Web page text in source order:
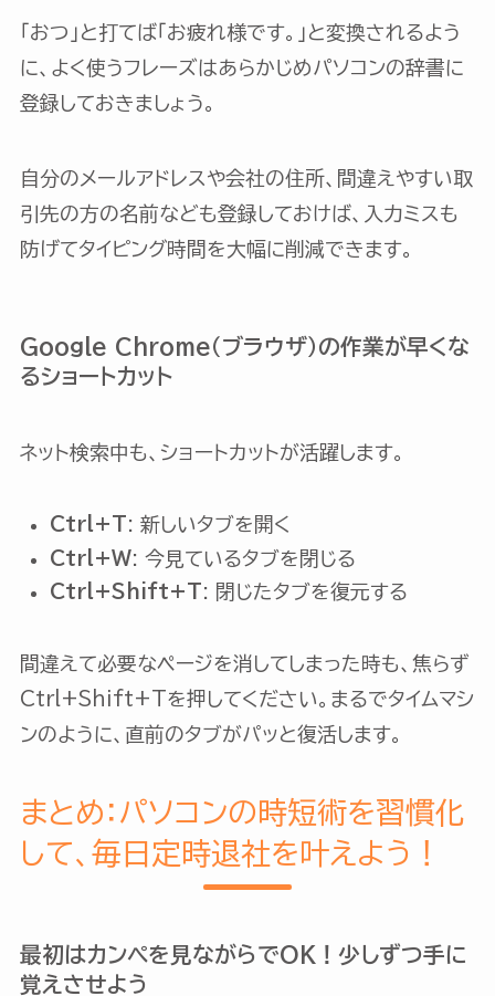
「おつ」と打てば「お疲れ様です。」と変換されるよう
に、よく使うフレーズはあらかじめパソコンの辞書に
登録しておきましょう。
自分のメールアドレスや会社の住所、間違えやすい取
引先の方の名前なども登録しておけば、入力ミスも
防げてタイピング時間を大幅に削減できます。
Google Chrome（ブラウザ）の作業が早くな
るショートカット
ネット検索中も、ショートカットが活躍します。
Ctrl+T: 新しいタブを開く
Ctrl+W: 今見ているタブを閉じる
Ctrl+Shift+T: 閉じたタブを復元する
間違えて必要なページを消してしまった時も、焦らず
Ctrl+Shift+Tを押してください。まるでタイムマシ
ンのように、直前のタブがパッと復活します。
まとめ：パソコンの時短術を習慣化
して、毎日定時退社を叶えよう！
最初はカンペを見ながらでOK！少しずつ手に
覚えさせよう